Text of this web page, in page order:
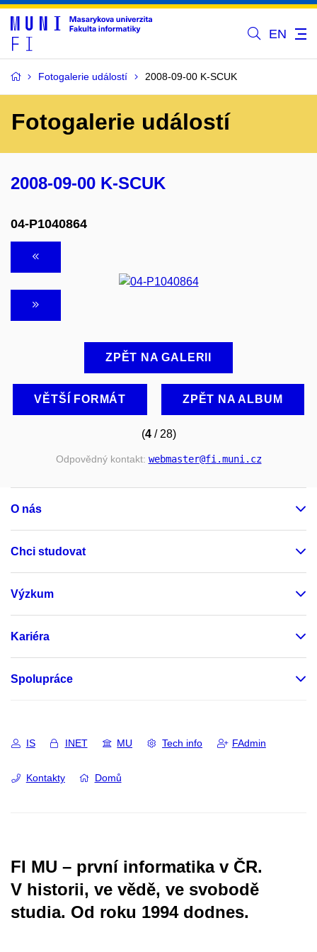
EN
Fotogalerie událostí 2008-09-00 K-SCUK
Fotogalerie událostí
2008-09-00 K-SCUK
04-P1040864
ZPĚT NA GALERII
VĚTŠÍ FORMÁT ZPĚT NA ALBUM
(4/ 28)
Odpovědný kontakt: webmaster@fi.muni.cz
O nás
Chci studovat
Výzkum
Kariéra
Spolupráce
IS INET MU Tech info FAdmin
Kontakty Domů
FI MU – první informatika v ČR.
V historii, ve vědě, ve svobodě
studia. Od roku 1994 dodnes.